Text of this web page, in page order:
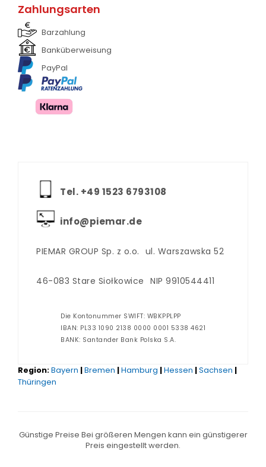
Zahlungsarten
Barzahlung
Banküberweisung
PayPal
Tel. +‪49 1523 6793108
info@piemar.de
PIEMAR GROUP Sp. z o.o. ul. Warszawska 52
46-083 Stare Siołkowice NIP 9910544411
Die Kontonummer SWIFT: WBKPPLPP
IBAN: PL33 1090 2138 0000 0001 5338 4621
BANK: Santander Bank Polska S.A.
Region:Bayern |Bremen |Hamburg |Hessen |Sachsen |
Thüringen
Günstige Preise Bei größeren Mengen kann ein günstigerer
Preis eingestellt werden.